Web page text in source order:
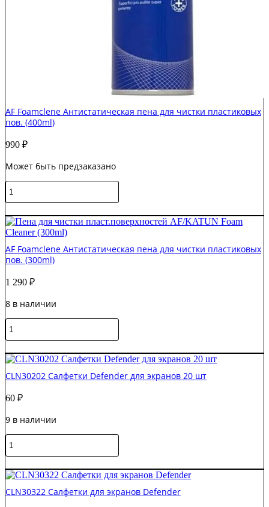
AF Foamclene Антистатическая пена для чистки пластиковых
пов. (400ml)
990 ₽
Может быть предзаказано
Количество
товара
Foamclene
Антистатическая
пена
для
чистки
пов.
AF Foamclene Антистатическая пена для чистки пластиковых
пов. (300ml)
1 290 ₽
8 в наличии
Количество
товара
Foamclene
Антистатическая
пена
чистки
пов.
CLN30202 Салфетки Defender для экранов 20 шт
60 ₽
9 в наличии
Количество
товара
Салфетки
Defender
для
CLN30322 Салфетки для экранов Defender